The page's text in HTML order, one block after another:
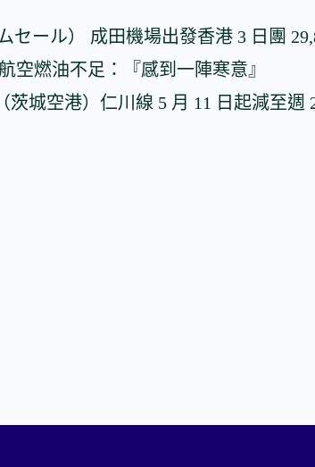
セール） 成田機場出發香港 3 日團
空燃油不足：『感到一陣寒意』
茨城空港）仁川線 5 月 11 日起減至週